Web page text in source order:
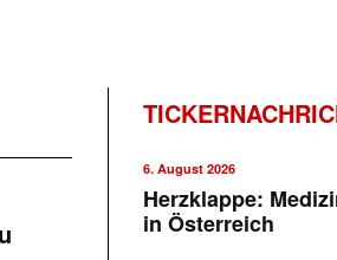
6. August 2026
Herzklappe:
in Österreich